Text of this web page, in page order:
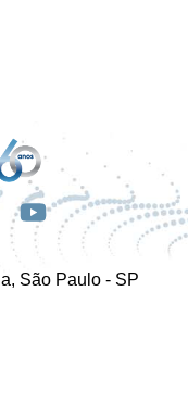
São Paulo - SP